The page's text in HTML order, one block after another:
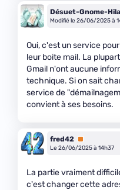
Désuet-Gnome-
Modifié le 26/06/2025 à
Oui, c'est un service
leur boite mail. La
Gmail n'ont aucune
technique. Si on sait
service de
convient à ses besoins.
fred42 Premium
Le 26/06/2025 à 14h37
La partie vraiment
c'est changer cette